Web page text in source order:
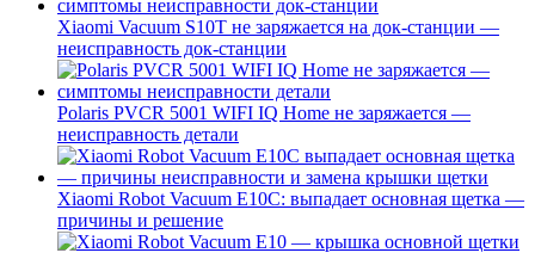
Xiaomi Vacuum S10T не заряжается на док-станции —
неисправность док-станции
Polaris PVCR 5001 WIFI IQ Home не заряжается —
неисправность детали
Xiaomi Robot Vacuum E10C: выпадает основная щетка —
причины и решение